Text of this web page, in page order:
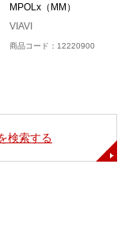
MPOLx（MM）
VIAVI
商品コード：12220900
検索する